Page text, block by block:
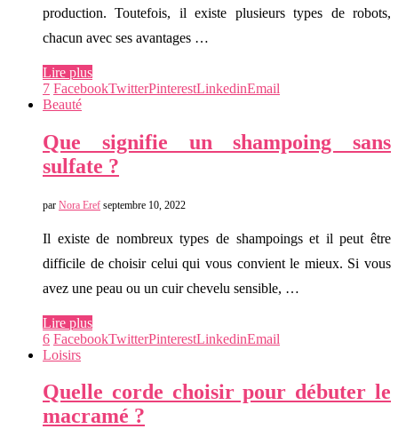
production. Toutefois, il existe plusieurs types de robots,
chacun avec ses avantages …
Lire plus
7 FacebookTwitterPinterestLinkedinEmail
Beauté
Que signifie un shampoing sans
sulfate ?
par Nora Eref septembre 10, 2022
Il existe de nombreux types de shampoings et il peut être
difficile de choisir celui qui vous convient le mieux. Si vous
avez une peau ou un cuir chevelu sensible, …
Lire plus
6 FacebookTwitterPinterestLinkedinEmail
Loisirs
Quelle corde choisir pour débuter le
macramé ?